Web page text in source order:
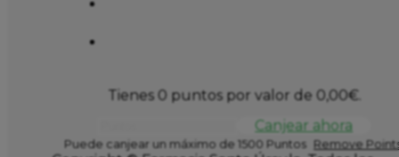
Tienes 0 puntos por valor de 0,00€.
Canjear ahora
Puede canjear un máximo de 1500 Puntos Remove